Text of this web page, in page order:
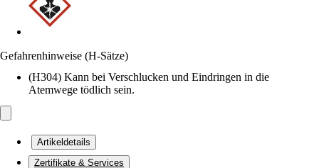
Gefahrenhinweise (H-Sätze)
(H304) Kann bei Verschlucken und Eindringen in die
Atemwege tödlich sein.
Artikeldetails
Zertifikate & Services